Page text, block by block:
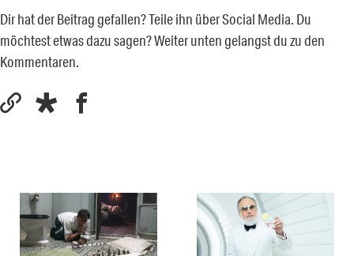
Dir hat der Beitrag gefallen? Teile ihn über Social Media. Du
möchtest etwas dazu sagen? Weiter unten gelangst du zu den
Kommentaren.